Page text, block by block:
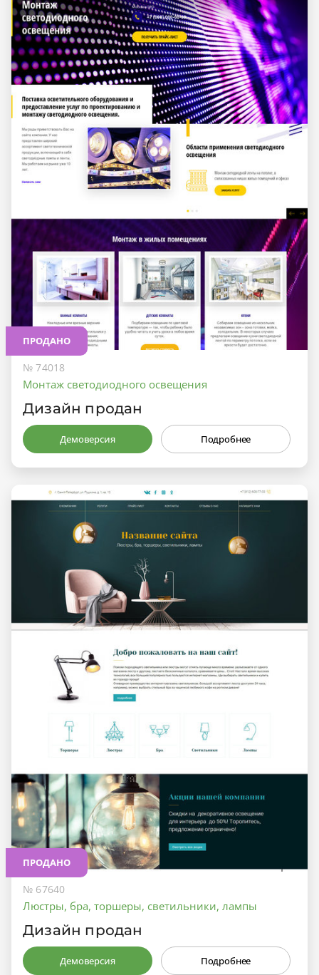
ПРОДАНО
№ 74018
Монтаж светодиодного освещения
Дизайн продан
Демоверсия Подробнее
ПРОДАНО
№ 67640
Люстры, бра, торшеры, светильники, лампы
Дизайн продан
Демоверсия Подробнее